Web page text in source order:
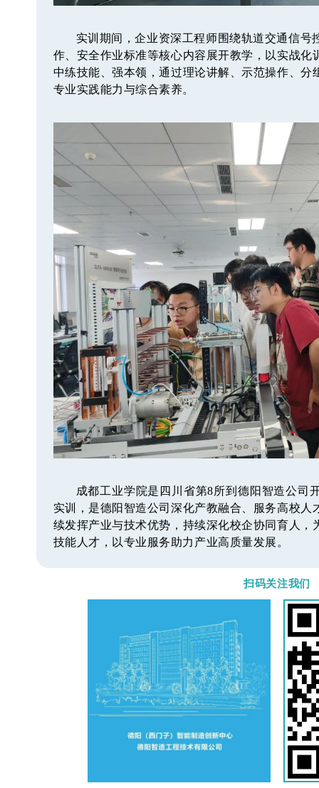
实训期间，企业资深工程师围绕轨道交通信号
作、安全作业标准等核心内容展开教学，以实战化
中练技能、强本领，通过理论讲解、示范操作、分
专业实践能力与综合素养。
成都工业学院是四川省第8所到德阳智造公司
实训，是德阳智造公司深化产教融合、服务高校
续发挥产业与技术优势，持续深化校企协同育人，
技能人才，以专业服务助力产业高质量发展。
扫码关注我们